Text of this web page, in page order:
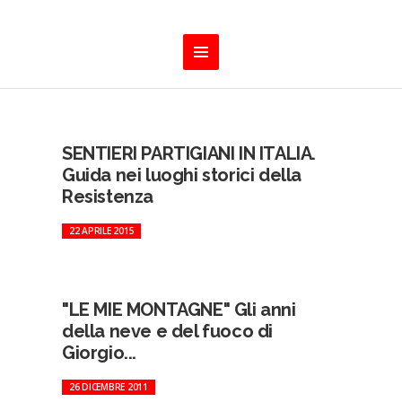
SENTIERI PARTIGIANI IN ITALIA.
Guida nei luoghi storici della
Resistenza
22 APRILE 2015
"LE MIE MONTAGNE" Gli anni
della neve e del fuoco di
Giorgio...
26 DICEMBRE 2011